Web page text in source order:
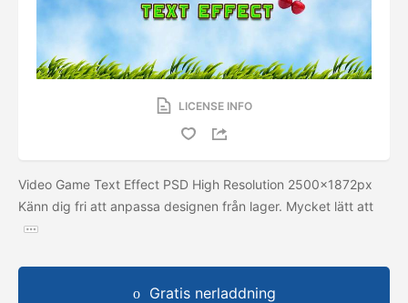
LICENSE INFO
Video Game Text Effect PSD High Resolution 2500x1872px
Känn dig fri att anpassa designen från lager. Mycket lätt att
Gratis nerladdning